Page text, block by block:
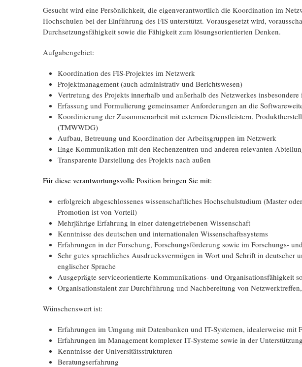
Gesucht wird eine Persönlichkeit, die eigenverantwortlich die Koordination im
Hochschulen bei der Einführung des FIS unterstützt. Vorausgesetzt wird,
Durchsetzungsfähigkeit sowie die Fähigkeit zum lösungsorientierten Denken.
Aufgabengebiet:
Koordination des FIS-Projektes im Netzwerk
Projektmanagement (auch administrativ und Berichtswesen)
Vertretung des Projekts innerhalb und außerhalb des Netzwerkes
Erfassung und Formulierung gemeinsamer Anforderungen an die
Koordinierung der Zusammenarbeit mit externen Dienstleistern,
(TMWWDG)
Aufbau, Betreuung und Koordination der Arbeitsgruppen im Netzwerk
Enge Kommunikation mit den Rechenzentren und anderen relevanten
Transparente Darstellung des Projekts nach außen
Für diese verantwortungsvolle Position bringen Sie mit:
erfolgreich abgeschlossenes wissenschaftliches Hochschulstudium (Master
Promotion ist von Vorteil)
Mehrjährige Erfahrung in einer datengetriebenen Wissenschaft
Kenntnisse des deutschen und internationalen Wissenschaftssystems
Erfahrungen in der Forschung, Forschungsförderung sowie im Forschungs-
Sehr gutes sprachliches Ausdrucksvermögen in Wort und Schrift in deutscher
englischer Sprache
Ausgeprägte serviceorientierte Kommunikations- und Organisationsfähigkeit
Organisationstalent zur Durchführung und Nachbereitung von
Wünschenswert ist:
Erfahrungen im Umgang mit Datenbanken und IT-Systemen, idealerweise mit
Erfahrungen im Management komplexer IT-Systeme sowie in der
Kenntnisse der Universitätsstrukturen
Beratungserfahrung